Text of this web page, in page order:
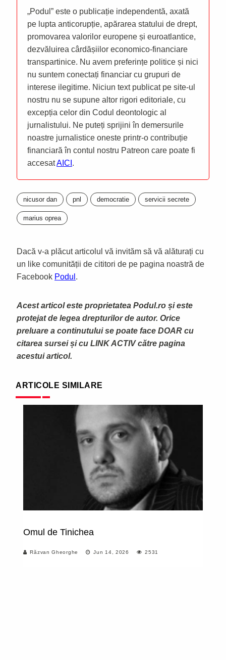
„Podul” este o publicație independentă, axată
pe lupta anticorupție, apărarea statului de drept,
promovarea valorilor europene și euroatlantice,
dezvăluirea cârdășiilor economico-financiare
transpartinice. Nu avem preferințe politice și nici
nu suntem conectați financiar cu grupuri de
interese ilegitime. Niciun text publicat pe site-ul
nostru nu se supune altor rigori editoriale, cu
excepția celor din Codul deontologic al
jurnalistului. Ne puteți sprijini în demersurile
noastre jurnalistice oneste printr-o contribuție
financiară în contul nostru Patreon care poate fi
accesatAICI .
nicusor dan pnl democratie servicii secrete
marius oprea
Dacă v-a plăcut articolul vă invităm să vă alăturați cu
un like comunității de cititori de pe pagina noastră de
Facebook Podul .
Acest articol este proprietatea Podul.ro și este
protejat de legea drepturilor de autor. Orice
preluare a continutului se poate face DOAR cu
citarea sursei și cu LINK ACTIV către pagina
acestui articol.
ARTICOLE SIMILARE
Omul de Tinichea
Răzvan Gheorghe Jun 14, 2026 2531